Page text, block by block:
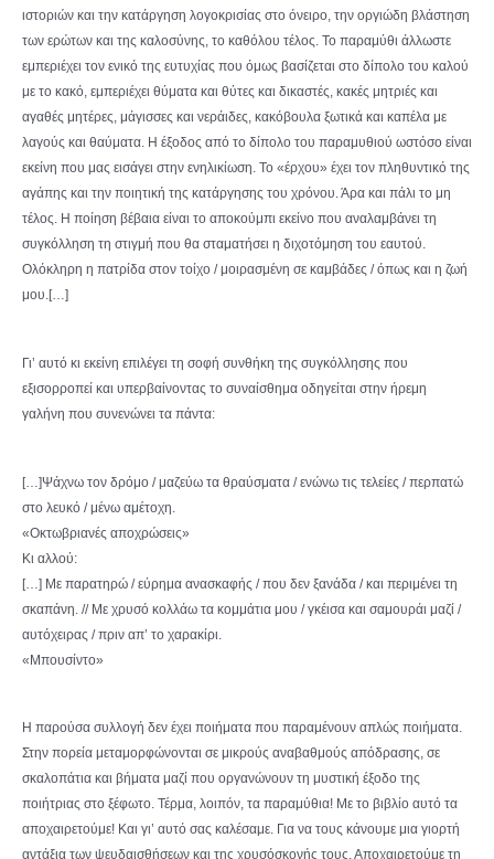
ιστοριών και την κατάργηση λογοκρισίας στο όνειρο, την οργιώδη βλάστηση
των ερώτων και της καλοσύνης, το καθόλου τέλος. Το παραμύθι άλλωστε
εμπεριέχει τον ενικό της ευτυχίας που όμως βασίζεται στο δίπολο του καλού
με το κακό, εμπεριέχει θύματα και θύτες και δικαστές, κακές μητριές και
αγαθές μητέρες, μάγισσες και νεράιδες, κακόβουλα ξωτικά και καπέλα με
λαγούς και θαύματα. Η έξοδος από το δίπολο του παραμυθιού ωστόσο είναι
εκείνη που μας εισάγει στην ενηλικίωση. Το «έρχου» έχει τον πληθυντικό της
αγάπης και την ποιητική της κατάργησης του χρόνου. Άρα και πάλι το μη
τέλος. Η ποίηση βέβαια είναι το αποκούμπι εκείνο που αναλαμβάνει τη
συγκόλληση τη στιγμή που θα σταματήσει η διχοτόμηση του εαυτού.
Ολόκληρη η πατρίδα στον τοίχο / μοιρασμένη σε καμβάδες / όπως και η ζωή
μου.[…]
Γι’ αυτό κι εκείνη επιλέγει τη σοφή συνθήκη της συγκόλλησης που
εξισορροπεί και υπερβαίνοντας το συναίσθημα οδηγείται στην ήρεμη
γαλήνη που συνενώνει τα πάντα:
[…]Ψάχνω τον δρόμο / μαζεύω τα θραύσματα / ενώνω τις τελείες / περπατώ
στο λευκό / μένω αμέτοχη.
«Οκτωβριανές αποχρώσεις»
Κι αλλού:
[…] Με παρατηρώ / εύρημα ανασκαφής / που δεν ξανάδα / και περιμένει τη
σκαπάνη. // Με χρυσό κολλάω τα κομμάτια μου / γκέισα και σαμουράι μαζί /
αυτόχειρας / πριν απ’ το χαρακίρι.
«Μπουσίντο»
Η παρούσα συλλογή δεν έχει ποιήματα που παραμένουν απλώς ποιήματα.
Στην πορεία μεταμορφώνονται σε μικρούς αναβαθμούς απόδρασης, σε
σκαλοπάτια και βήματα μαζί που οργανώνουν τη μυστική έξοδο της
ποιήτριας στο ξέφωτο. Τέρμα, λοιπόν, τα παραμύθια! Με το βιβλίο αυτό τα
αποχαιρετούμε! Και γι’ αυτό σας καλέσαμε. Για να τους κάνουμε μια γιορτή
αντάξια των ψευδαισθήσεων και της χρυσόσκονής τους. Αποχαιρετούμε τη